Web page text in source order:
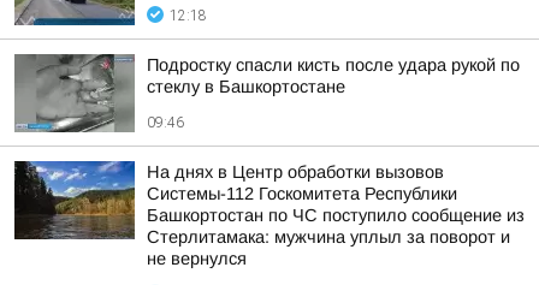
12:18
Подростку спасли кисть после удара рукой по
стеклу в Башкортостане
09:46
На днях в Центр обработки вызовов
Системы-112 Госкомитета Республики
Башкортостан по ЧС поступило сообщение из
Стерлитамака: мужчина уплыл за поворот и
не вернулся